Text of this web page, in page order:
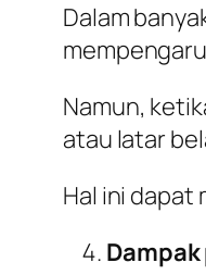
Dalam
Namun,
atau latar
Hal ini dapat